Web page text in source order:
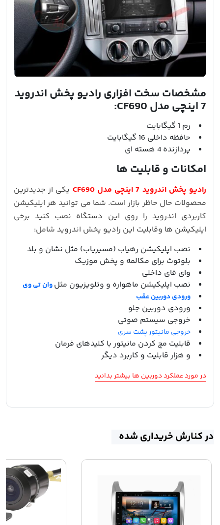
مشخصات سخت افزاری رادیو پخش اندروید
7 اینچی مدل CF690:
رم 1 گیگابایت
حافظه داخلی 16 گیگابایت
پردازنده 4 هسته ای
امکانات و قابلیت ها
رادیو پخش اندروید 7 اینچی مدل CF690
یکی از جدیدترین
محصولات حال حاظر بازار است. شما می توانید هر اپلیکیشن
کاربردی اندروید را روی این دستگاه نصب کنید برخی
اپلیکیشن ها وقابلیت این رادیو پخش اندروید شامل:
نصب اپلیکیشن رهیاب (مسیریاب) مثل نشان و بلد
بلوتوث برای مکالمه و پخش موزیک
وای فای داخلی
نصب اپلیکیشن ماهواره و وتلویزیون مثلوان تی وی
ورودی دوربین عقب
ورودی دوربین جلو
خروجی سیستم صوتی
خروجی مانیتور پشت سری
قابلیت مچ کردن مانیتور با کلیدهای فرمان
و هزار قابلیت و کاربرد دیگر
در مورد عملکرد دوربین ها بیشتر بدانید
در کنارش خریداری شده